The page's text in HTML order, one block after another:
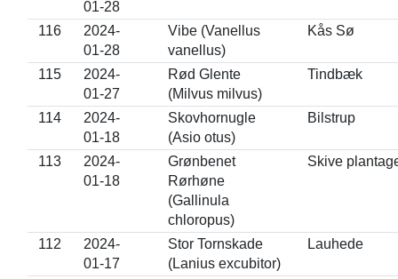
01-28
116
2024-
01-28
Vibe (Vanellus
vanellus)
Kås Sø
115
2024-
01-27
Rød Glente
(Milvus milvus)
Tindbæk
114
2024-
01-18
Skovhornugle
(Asio otus)
Bilstrup
113
2024-
01-18
Grønbenet
Rørhøne
(Gallinula
chloropus)
Skive
112
2024-
01-17
Stor Tornskade
(Lanius excubitor)
Lauhede